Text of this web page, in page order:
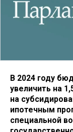
В 2024 году
увеличить на
на
ипотечным
специальной